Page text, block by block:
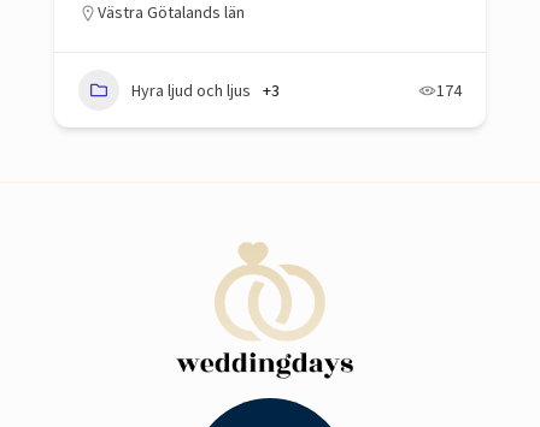
Västra Götalands län
Hyra ljud och ljus +3 174